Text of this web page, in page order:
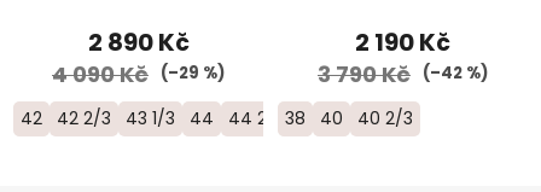
2 890 Kč
4 090 Kč (–29 %)
42 42 2/3 43 1/3 44 44 2/3 45 1/3 46 46 2/3
2 190 Kč
3 790 Kč (–42 %)
38 40 40 2/3